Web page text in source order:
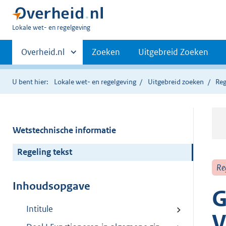
U
hier:
Lokale wet- en regelgeving
Primaire
navigatie
Andere
sites
binnen
Overheid.nl Zoeken Uitgebreid Zoeken
U bent hier: Lokale wet- en regelgeving Uitgebreid zoeken
Wetstechnische informatie
Regeling tekst
Inhoudsopgave
Intitule